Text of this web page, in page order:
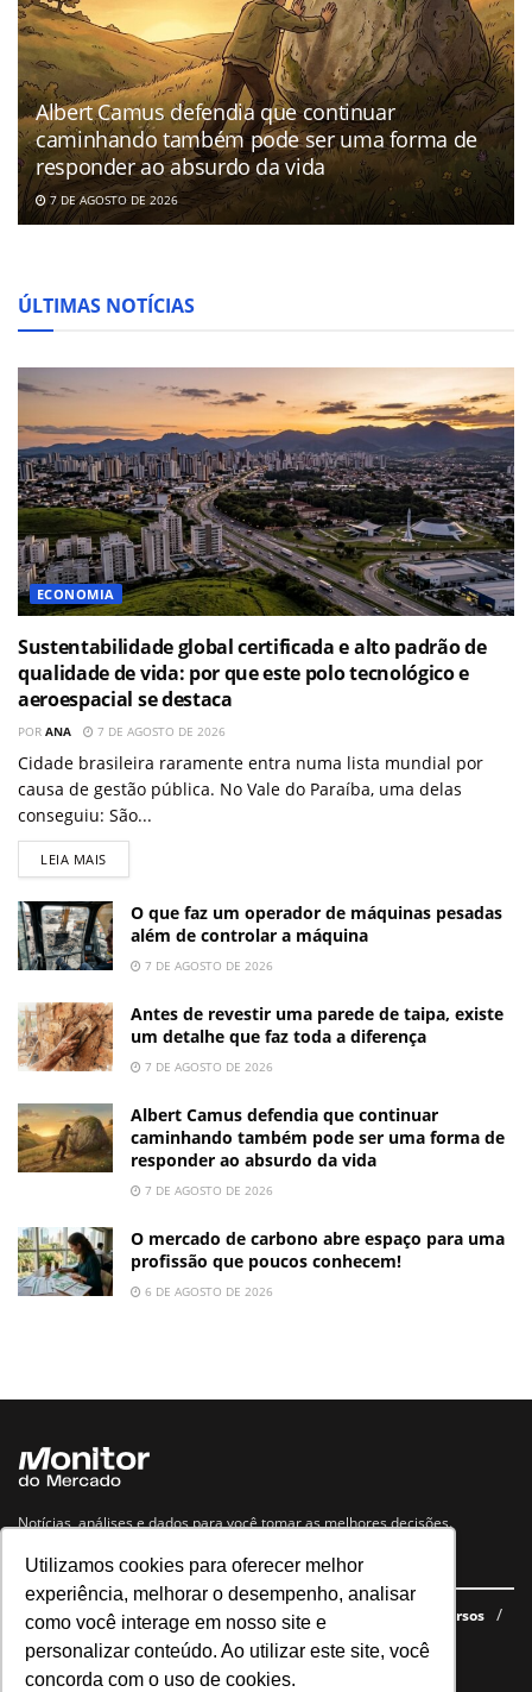
Utilizamos cookies para oferecer melhor
experiência, melhorar o desempenho, analisar
como você interage em nosso site e
personalizar conteúdo. Ao utilizar este site, você
concorda com o uso de cookies.
Albert Camus defendia que continuar
caminhando também pode ser uma forma de
responder ao absurdo da vida
7 DE AGOSTO DE 2026
ÚLTIMAS NOTÍCIAS
ECONOMIA
Sustentabilidade global certificada e alto padrão de
qualidade de vida: por que este polo tecnológico e
aeroespacial se destaca
POR ANA 7 DE AGOSTO DE 2026
Cidade brasileira raramente entra numa lista mundial por
causa de gestão pública. No Vale do Paraíba, uma delas
conseguiu: São...
LEIA MAIS
O que faz um operador de máquinas pesadas
além de controlar a máquina
7 DE AGOSTO DE 2026
Antes de revestir uma parede de taipa, existe
um detalhe que faz toda a diferença
7 DE AGOSTO DE 2026
Albert Camus defendia que continuar
caminhando também pode ser uma forma de
responder ao absurdo da vida
7 DE AGOSTO DE 2026
O mercado de carbono abre espaço para uma
profissão que poucos conhecem!
6 DE AGOSTO DE 2026
Notícias, análises e dados para você tomar as melhores decisões.
Navegue no site
Últimas notícias Quem somos E-books gratuitos
Cursos
Política de privacidade